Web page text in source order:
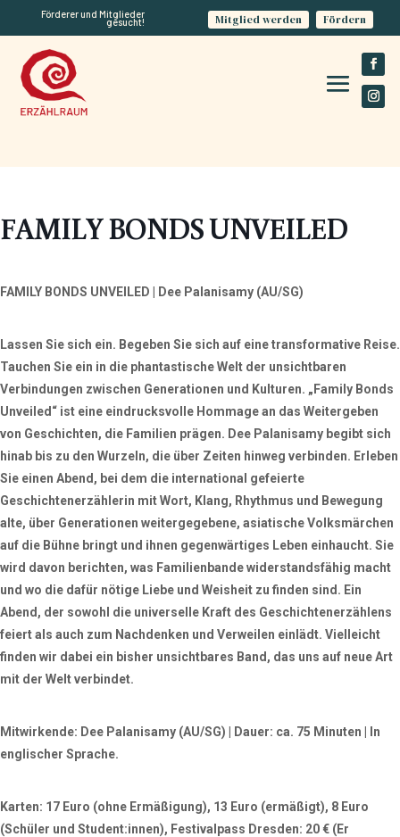
Förderer und Mitglieder
gesucht! Mitglied werden Fördern
FAMILY BONDS UNVEILED
FAMILY BONDS UNVEILED | Dee Palanisamy (AU/SG)
Lassen Sie sich ein. Begeben Sie sich auf eine transformative Reise.
Tauchen Sie ein in die phantastische Welt der unsichtbaren
Verbindungen zwischen Generationen und Kulturen. „Family Bonds
Unveiled“ ist eine eindrucksvolle Hommage an das Weitergeben
von Geschichten, die Familien prägen. Dee Palanisamy begibt sich
hinab bis zu den Wurzeln, die über Zeiten hinweg verbinden. Erleben
Sie einen Abend, bei dem die international gefeierte
Geschichtenerzählerin mit Wort, Klang, Rhythmus und Bewegung
alte, über Generationen weitergegebene, asiatische Volksmärchen
auf die Bühne bringt und ihnen gegenwärtiges Leben einhaucht. Sie
wird davon berichten, was Familienbande widerstandsfähig macht
und wo die dafür nötige Liebe und Weisheit zu finden sind. Ein
Abend, der sowohl die universelle Kraft des Geschichtenerzählens
feiert als auch zum Nachdenken und Verweilen einlädt. Vielleicht
finden wir dabei ein bisher unsichtbares Band, das uns auf neue Art
mit der Welt verbindet.
Mitwirkende: Dee Palanisamy (AU/SG) | Dauer: ca. 75 Minuten | In
englischer Sprache.
Karten: 17 Euro (ohne Ermäßigung), 13 Euro (ermäßigt), 8 Euro
(Schüler und Student:innen), Festivalpass Dresden: 20 € (Er